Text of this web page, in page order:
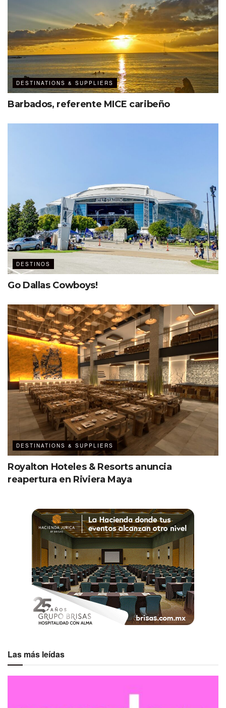
DESTINATIONS & SUPPLIERS
Barbados, referente MICE caribeño
DESTINOS
Go Dallas Cowboys!
DESTINATIONS & SUPPLIERS
Royalton Hoteles & Resorts anuncia
reapertura en Riviera Maya
Las más leídas